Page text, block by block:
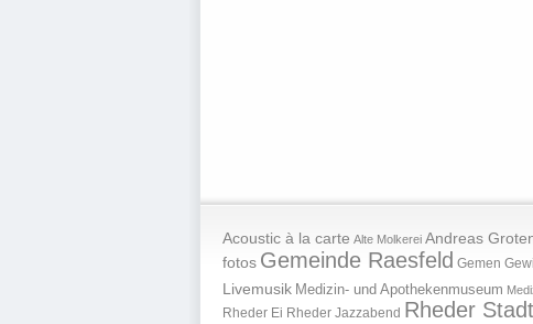
Acoustic à la carte Alte Molkerei Andreas
fotos Gemeinde Raesfeld Gemen
Livemusik Medizin- und Apothekenmuseum
Rheder Ei Rheder Jazzabend Rheder